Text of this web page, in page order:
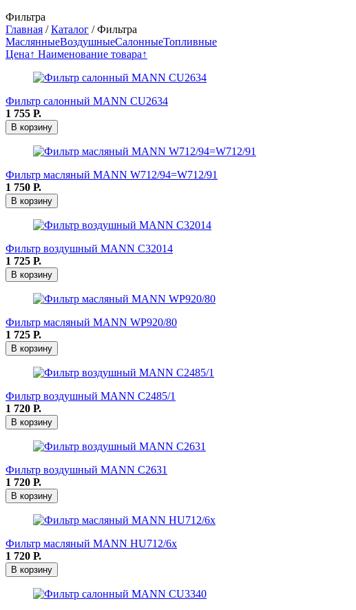
Фильтра
Главная /Каталог /Фильтра
МаслянныеВоздушныеСалонныеТопливные
Цена↑ Наименование товара↑
Фильтр салонный MANN CU2634
1 755 Р.
В корзину
Фильтр масляный MANN W712/94=W712/91
1 750 Р.
В корзину
Фильтр воздушный MANN C32014
1 725 Р.
В корзину
Фильтр масляный MANN WР920/80
1 725 Р.
В корзину
Фильтр воздушный MANN C2485/1
1 720 Р.
В корзину
Фильтр воздушный MANN C2631
1 720 Р.
В корзину
Фильтр масляный MANN HU712/6x
1 720 Р.
В корзину